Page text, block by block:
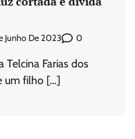
Junho De 2023 0
Telcina Farias dos
um filho […]